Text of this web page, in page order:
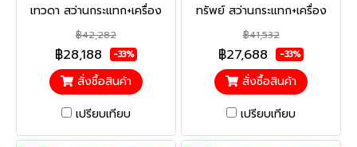
เทวดา สว่านกระแทก+เครื่อง
เจียร์+เครื่องเป่าลม+ไขควง
กระแทก+ประแจกระแทกไร้สาย
พร้อมแบตและแท่นชาร์จ
฿42,282
฿28,188 -33%
สั่งซื้อสินค้า
เปรียบเทียบ
ทรัพย์ สว่านกระแทก+เครื่อง
เจียร์+สว่านโรตารี่+ไขควง
กระแทก+เลเซอร์วัดระยะ พร้มอ
แบตและแท่นชาร์จ
฿41,532
฿27,688 -33%
สั่งซื้อสินค้า
เปรียบเทียบ